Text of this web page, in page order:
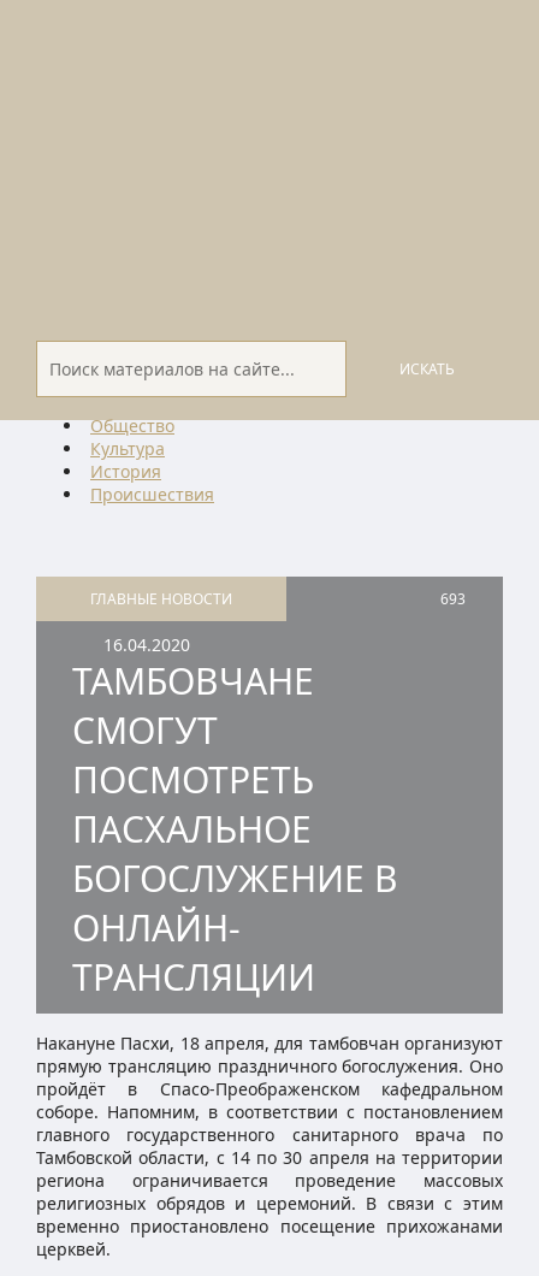
ИСКАТЬ
Общество
Культура
История
Проиcшествия
ГЛАВНЫЕ НОВОСТИ 693
16.04.2020
ТАМБОВЧАНЕ
СМОГУТ
ПОСМОТРЕТЬ
ПАСХАЛЬНОЕ
БОГОСЛУЖЕНИЕ В
ОНЛАЙН-
ТРАНСЛЯЦИИ
Накануне Пасхи, 18 апреля, для тамбовчан организуют
прямую трансляцию праздничного богослужения. Оно
пройдёт в Спасо-Преображенском кафедральном
соборе. Напомним, в соответствии с постановлением
главного государственного санитарного врача по
Тамбовской области, с 14 по 30 апреля на территории
региона ограничивается проведение массовых
религиозных обрядов и церемоний. В связи с этим
временно приостановлено посещение прихожанами
церквей.